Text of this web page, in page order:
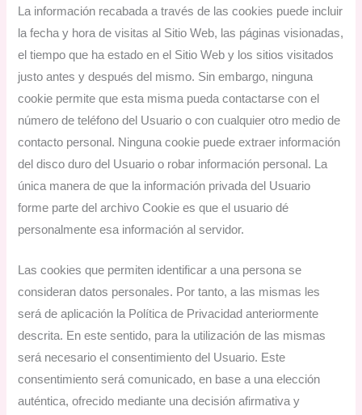
La información recabada a través de las cookies puede incluir
la fecha y hora de visitas al Sitio Web, las páginas visionadas,
el tiempo que ha estado en el Sitio Web y los sitios visitados
justo antes y después del mismo. Sin embargo, ninguna
cookie permite que esta misma pueda contactarse con el
número de teléfono del Usuario o con cualquier otro medio de
contacto personal. Ninguna cookie puede extraer información
del disco duro del Usuario o robar información personal. La
única manera de que la información privada del Usuario
forme parte del archivo Cookie es que el usuario dé
personalmente esa información al servidor.
Las cookies que permiten identificar a una persona se
consideran datos personales. Por tanto, a las mismas les
será de aplicación la Política de Privacidad anteriormente
descrita. En este sentido, para la utilización de las mismas
será necesario el consentimiento del Usuario. Este
consentimiento será comunicado, en base a una elección
auténtica, ofrecido mediante una decisión afirmativa y